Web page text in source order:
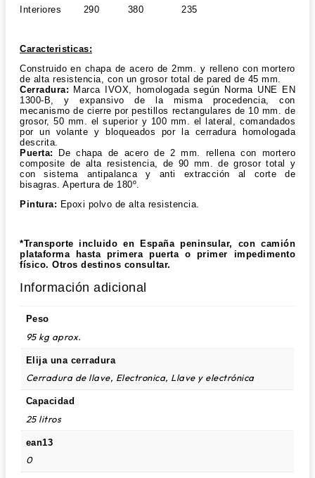
Interiores 290 380 235
Caracteristicas:
Construido en chapa de acero de 2mm. y relleno con mortero
de alta resistencia, con un grosor total de pared de 45 mm.
Cerradura: Marca IVOX, homologada según Norma UNE EN
1300-B, y expansivo de la misma procedencia, con
mecanismo de cierre por pestillos rectangulares de 10 mm. de
grosor, 50 mm. el superior y 100 mm. el lateral, comandados
por un volante y bloqueados por la cerradura homologada
descrita.
Puerta:
De chapa de acero de 2 mm. rellena con mortero
composite de alta resistencia, de 90 mm. de grosor total y
con sistema antipalanca y anti extracción al corte de
bisagras. Apertura de 180º.
Pintura: Epoxi polvo de alta resistencia.
*Transporte incluido en España peninsular, con camión
plataforma hasta primera puerta o primer impedimento
físico. Otros destinos consultar.
Información adicional
Peso
95 kg aprox.
Elija una cerradura
Cerradura de llave, Electronica, Llave y electrónica
Capacidad
25 litros
ean13
0